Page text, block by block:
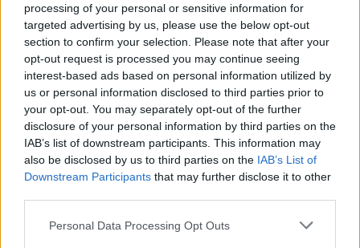
processing of your personal or sensitive information for
targeted advertising by us, please use the below opt-out
section to confirm your selection. Please note that after your
opt-out request is processed you may continue seeing
interest-based ads based on personal information utilized by
us or personal information disclosed to third parties prior to
your opt-out. You may separately opt-out of the further
disclosure of your personal information by third parties on the
IAB’s list of downstream participants. This information may
also be disclosed by us to third parties on the IAB’s List of
Downstream Participants that may further disclose it to other
Please note that this website/app uses one or more Google
Personal Data Processing Opt Outs
problémává vált,
leginkább nagyobb
tavainknál. Sokan
puszta önzésből
megszereztek területeket, amiket aztán lezárnak, kisajátítanak,
ahol még mondjuk 5-8 évvel ezelőtt szabadon fürödhettünk,
mára elkerítették.
TOVÁBB OLVASOM
JNSZ megyei hírek gajdos lászló,Jász-Nagykun Szolnok megye,